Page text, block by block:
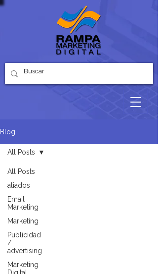
Blog
All Posts
aliados
Email
Marketing
Marketing
Publicidad
/
advertising
Marketing
All Posts